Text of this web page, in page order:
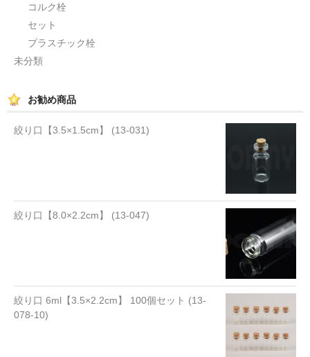
コルク栓
セット
プラスチック栓
未分類
お勧め商品
絞り口【3.5×1.5cm】 (13-031)
絞り口【8.0×2.2cm】 (13-047)
絞り口 6ml【3.5×2.2cm】 100個セット (13-
078-10)